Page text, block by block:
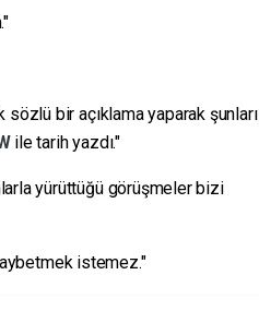
bir açıklama yaparak şunları
ile tarih yazdı."
yürüttüğü görüşmeler bizi
istemez."